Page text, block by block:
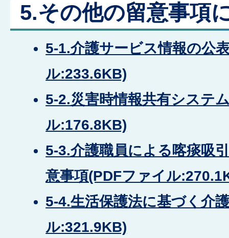
5.その他の留意事項
5-1.介護サービス情報の公
ル:233.6KB)
5-2.災害時情報共有システ
ル:176.8KB)
5-3.介護職員による喀痰吸
意事項(PDFファイル
5-4.生活保護法に基づく介
ル:321.9KB)